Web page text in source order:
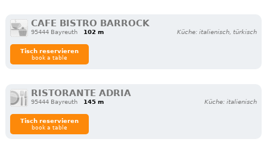
CAFE BISTRO BARROCK
95444 Bayreuth 102 m Küche: italienisch, türkisch
Tisch reservieren
book a table
RISTORANTE ADRIA
95444 Bayreuth 145 m Küche: italienisch
Tisch reservieren
book a table